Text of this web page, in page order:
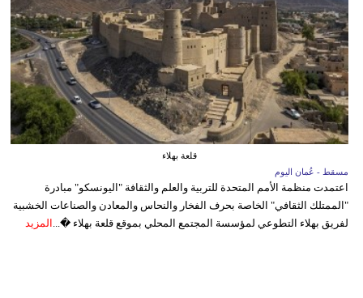
قلعة بهلاء
مسقط - عُمان اليوم
اعتمدت منظمة الأمم المتحدة للتربية والعلم والثقافة "اليونسكو" مبادرة
"الممتلك الثقافي" الخاصة بحرف الفخار والنحاس والمعادن والصناعات الخشبية
لفريق بهلاء التطوعي لمؤسسة المجتمع المحلي بموقع قلعة بهلاء �... المزيد